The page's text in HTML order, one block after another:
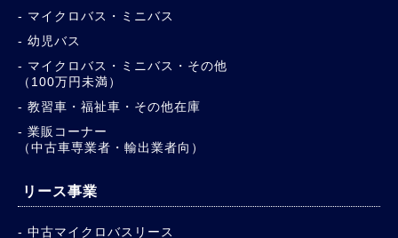
マイクロバス・ミニバス
幼児バス
マイクロバス・ミニバス・その他
（100万円未満）
教習車・福祉車・その他在庫
業販コーナー
（中古車専業者・輸出業者向）
リース事業
中古マイクロバスリース